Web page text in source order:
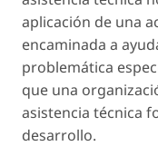
aplicación de una
encaminada a
problemática
que una
asistencia técnica
desarrollo.